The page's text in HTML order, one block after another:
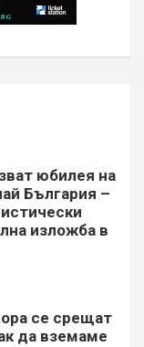
юбилея на
България –
изложба в
се срещат
да вземаме